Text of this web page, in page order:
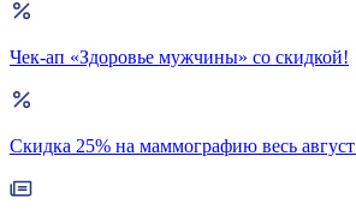
Чек-ап «Здоровье мужчины» со скидкой!
Скидка 25% на маммографию весь